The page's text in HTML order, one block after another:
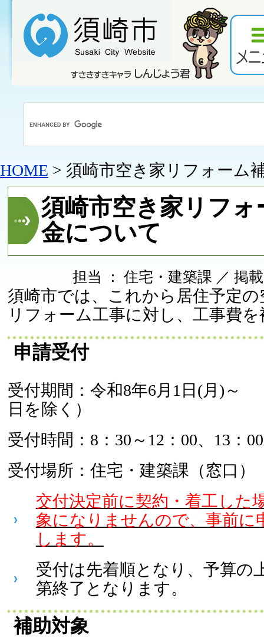
HOME > 須崎市空き家リフォーム
須崎市空き家リフォ
金について
担当 ： 住宅・建築課 ／ 掲
須崎市では、これから居住予定
リフォーム工事に対し、工事費
申請受付
受付期間：令和8年6月1日(月)～
日を除く）
受付時間：8：30～12：00、13：
受付場所：住宅・建築課（窓口）
交付決定前に契約・着工した
象になりませんので、事前に
します。
受付は先着順となり、予算の
第終了となります。
補助対象